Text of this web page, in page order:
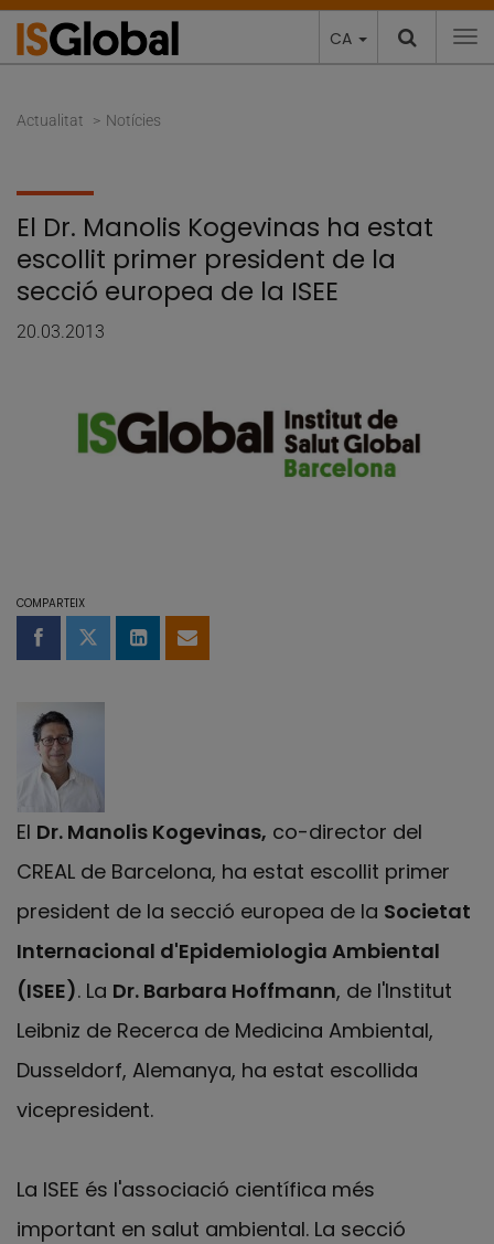
CA
Actualitat Notícies
El Dr. Manolis Kogevinas ha estat
escollit primer president de la
secció europea de la ISEE
20.03.2013
COMPARTEIX
Compartir a Facebook
Compartir a Twitter
Comparteix a LinkedIn
Comparteix per email
El Dr. Manolis Kogevinas, co-director del
CREAL de Barcelona, ha estat escollit primer
president de la secció europea de la Societat
Internacional d'Epidemiologia Ambiental
(ISEE). La Dr. Barbara Hoffmann, de l'Institut
Leibniz de Recerca de Medicina Ambiental,
Dusseldorf, Alemanya, ha estat escollida
vicepresident.
La ISEE és l'associació científica més
important en salut ambiental. La secció